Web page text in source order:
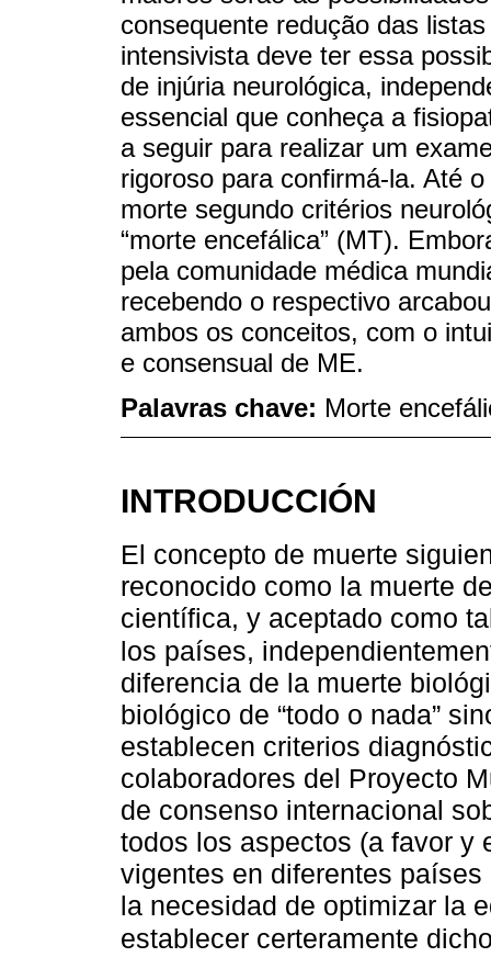
consequente redução das
intensivista deve ter essa
de injúria neurológica,
essencial que conheça a
a seguir para realizar um
rigoroso para confirmá-la. Até
morte segundo critérios
“morte encefálica” (MT).
pela comunidade médica
recebendo o respectivo
ambos os conceitos, com o
e consensual de ME.
Palavras chave: Morte
INTRODUCCIÓN
El concepto de muerte
reconocido como la muerte
científica, y aceptado como
los países,
diferencia de la muerte
biológico de “todo o nada”
establecen criterios
colaboradores del Proyecto
de consenso internacional
todos los aspectos (a favor y
vigentes en diferentes
la necesidad de optimizar la
establecer certeramente